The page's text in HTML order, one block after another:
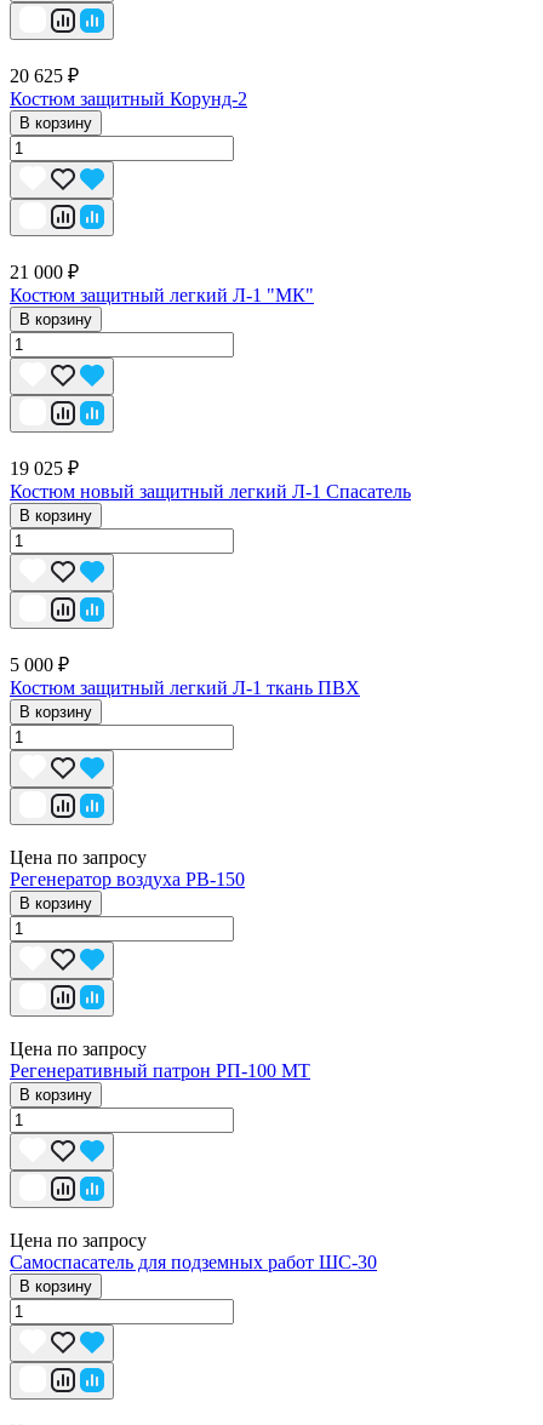
20 625 ₽
Костюм защитный Корунд-2
В корзину
21 000 ₽
Костюм защитный легкий Л-1 "МК"
В корзину
19 025 ₽
Костюм новый защитный легкий Л-1 Спасатель
В корзину
5 000 ₽
Костюм защитный легкий Л-1 ткань ПВХ
В корзину
Цена по запросу
Регенератор воздуха РВ-150
В корзину
Цена по запросу
Регенеративный патрон РП-100 МТ
В корзину
Цена по запросу
Самоспасатель для подземных работ ШС-30
В корзину